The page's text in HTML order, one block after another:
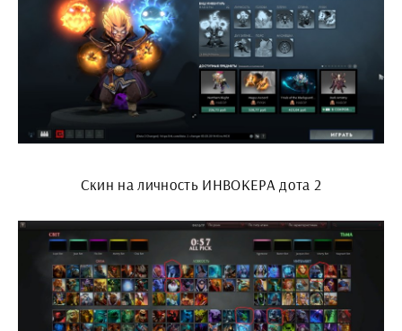
Скин на личность ИНВОКЕРА дота 2